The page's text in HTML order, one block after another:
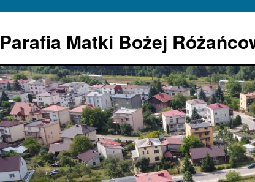
Parafia Matki Bożej